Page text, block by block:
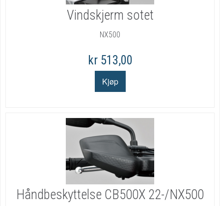
Vindskjerm sotet
NX500
kr 513,00
Håndbeskyttelse CB500X 22-/NX500